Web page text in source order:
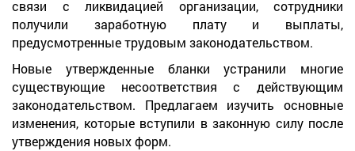
связи с ликвидацией организации, сотрудники
получили заработную плату и выплаты,
предусмотренные трудовым законодательством.
Новые утвержденные бланки устранили многие
существующие несоответствия с действующим
законодательством. Предлагаем изучить основные
изменения, которые вступили в законную силу после
утверждения новых форм.